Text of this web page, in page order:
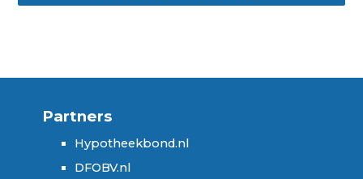
Partners
Hypotheekbond.nl
DFOBV.nl